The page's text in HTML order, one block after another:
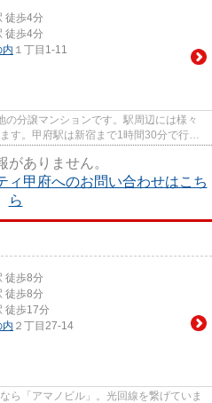
徒歩4分
徒歩4分
内 １丁目1-11
分譲マンションです。駅周辺には様々
す。甲府駅は新宿まで1時間30分で行け
がありません。
ィ甲府へのお問い合わせはこち
ら
徒歩8分
徒歩8分
徒歩17分
内 ２丁目27-14
ら「アマノビル」。光回線を繋げていま